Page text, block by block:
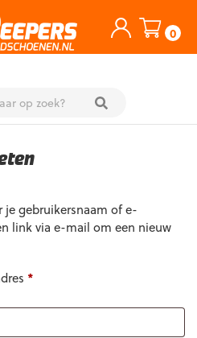
0
je gebruikersnaam of e-
link via e-mail om een nieuw
*